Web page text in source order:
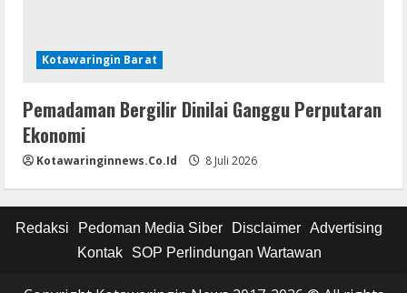
Kotawaringin Barat
Pemadaman Bergilir Dinilai Ganggu Perputaran
Ekonomi
Kotawaringinnews.co.id 8 Juli 2026
Redaksi Pedoman Media Siber Disclaimer Advertising
Kontak
SOP Perlindungan Wartawan